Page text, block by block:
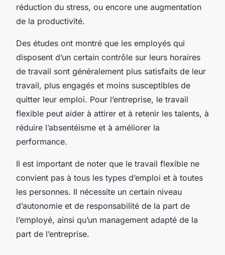
réduction du stress, ou encore une augmentation
de la productivité.
Des études ont montré que les employés qui
disposent d’un certain contrôle sur leurs horaires
de travail sont généralement plus satisfaits de leur
travail, plus engagés et moins susceptibles de
quitter leur emploi. Pour l’entreprise, le travail
flexible peut aider à attirer et à retenir les talents, à
réduire l’absentéisme et à améliorer la
performance.
Il est important de noter que le travail flexible ne
convient pas à tous les types d’emploi et à toutes
les personnes. Il nécessite un certain niveau
d’autonomie et de responsabilité de la part de
l’employé, ainsi qu’un management adapté de la
part de l’entreprise.